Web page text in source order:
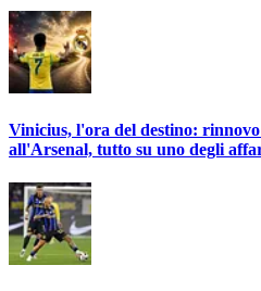
Vinicius, l'ora del destino: rinnovo
all'Arsenal, tutto su uno degli